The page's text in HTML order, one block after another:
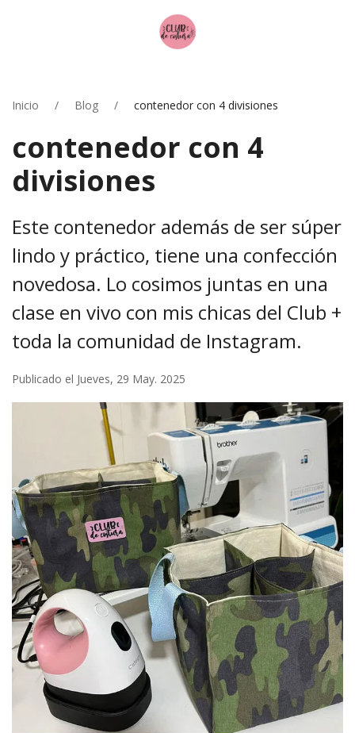
Inicio Blog contenedor con 4 divisiones
contenedor con 4
divisiones
Este contenedor además de ser súper
lindo y práctico, tiene una confección
novedosa. Lo cosimos juntas en una
clase en vivo con mis chicas del Club +
toda la comunidad de Instagram.
Publicado el Jueves, 29 May. 2025